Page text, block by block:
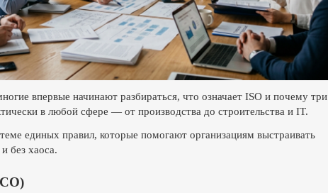
впервые начинают разбираться, что означает ISO и почему три
в любой сфере — от производства до строительства и IT.
единых правил, которые помогают организациям выстраивать
без хаоса.